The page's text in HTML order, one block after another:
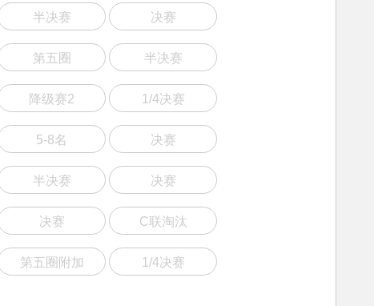
半决赛 决赛
第五圈 半决赛
降级赛2 1/4决赛
5-8名 决赛
半决赛 决赛
决赛 C联淘汰
第五圈附加 1/4决赛